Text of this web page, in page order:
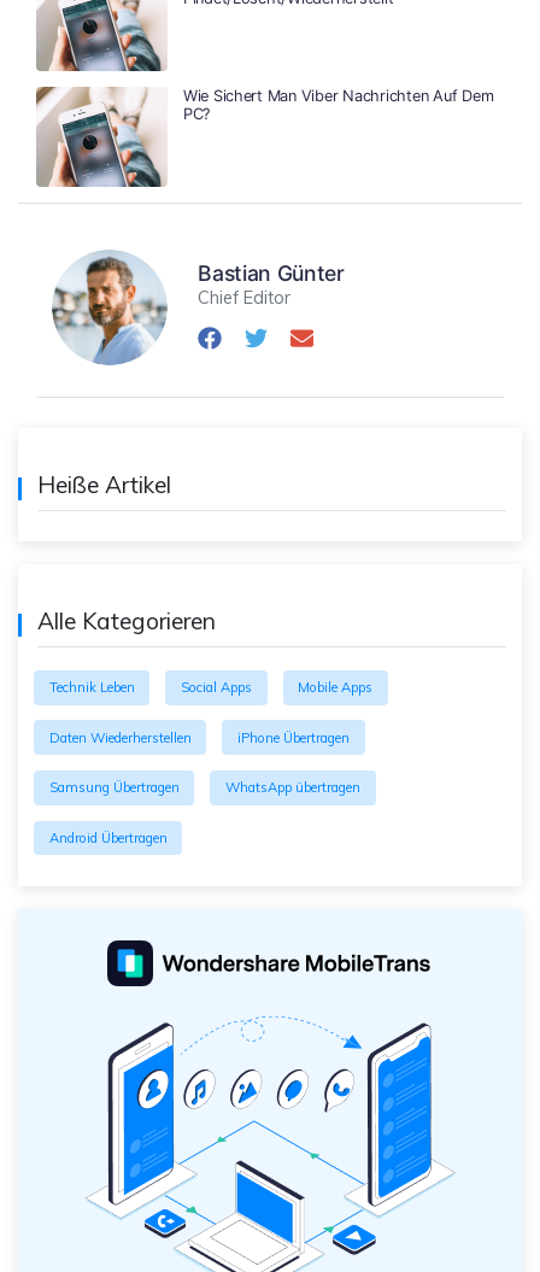
Wie Sichert Man Viber Nachrichten Auf Dem
PC?
Bastian Günter
Chief Editor
Heiße Artikel
Alle Kategorieren
Technik Leben Social Apps Mobile Apps
Daten Wiederherstellen iPhone Übertragen
Samsung Übertragen WhatsApp übertragen
Android Übertragen